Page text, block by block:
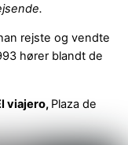
rejste og vendte
hører blandt de
viajero, Plaza de